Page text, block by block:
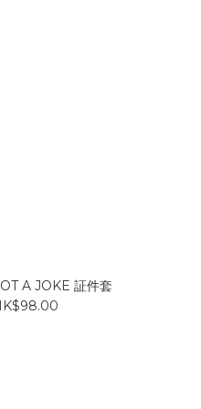
A JOKE 証件套